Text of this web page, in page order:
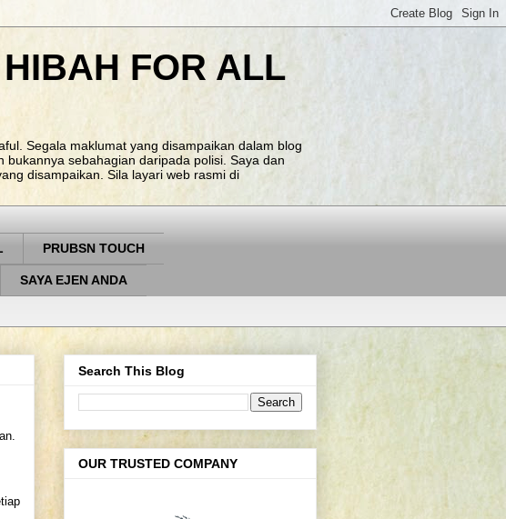
FOR ALL
Segala maklumat yang disampaikan dalam blog
sebahagian daripada polisi. Saya dan
disampaikan. Sila layari web rasmi di
PRUBSN TOUCH
SAYA EJEN ANDA
Search This Blog
OUR TRUSTED COMPANY